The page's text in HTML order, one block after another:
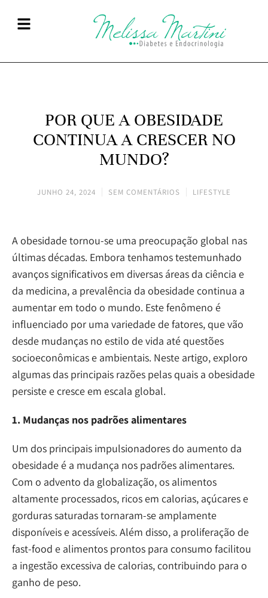
POR QUE A OBESIDADE
CONTINUA A CRESCER NO
MUNDO?
JUNHO 24, 2024 SEM COMENTÁRIOS LIFESTYLE
A obesidade tornou-se uma preocupação global nas
últimas décadas. Embora tenhamos testemunhado
avanços significativos em diversas áreas da ciência e
da medicina, a prevalência da obesidade continua a
aumentar em todo o mundo. Este fenômeno é
influenciado por uma variedade de fatores, que vão
desde mudanças no estilo de vida até questões
socioeconômicas e ambientais. Neste artigo, exploro
algumas das principais razões pelas quais a obesidade
persiste e cresce em escala global.
1. Mudanças nos padrões alimentares
Um dos principais impulsionadores do aumento da
obesidade é a mudança nos padrões alimentares.
Com o advento da globalização, os alimentos
altamente processados, ricos em calorias, açúcares e
gorduras saturadas tornaram-se amplamente
disponíveis e acessíveis. Além disso, a proliferação de
fast-food e alimentos prontos para consumo facilitou
a ingestão excessiva de calorias, contribuindo para o
ganho de peso.